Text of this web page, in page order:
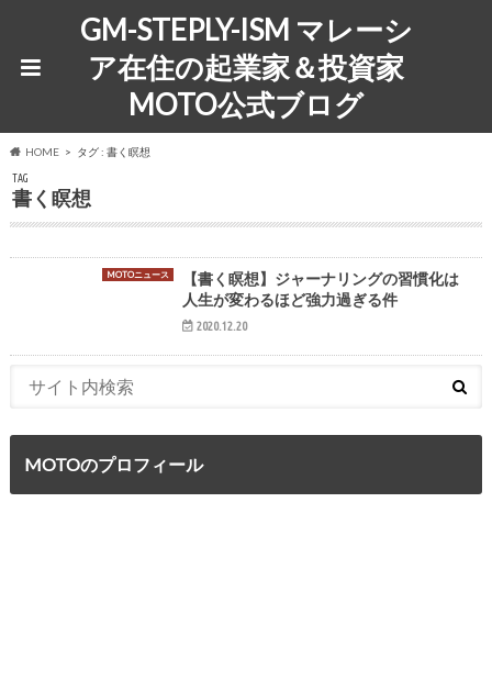
GM-STEPLY-ISM マレーシ
ア在住の起業家＆投資家
MOTO公式ブログ
HOME タグ : 書く瞑想
TAG
書く瞑想
MOTOニュース
【書く瞑想】ジャーナリングの習慣化は
人生が変わるほど強力過ぎる件
2020.12.20
MOTOのプロフィール